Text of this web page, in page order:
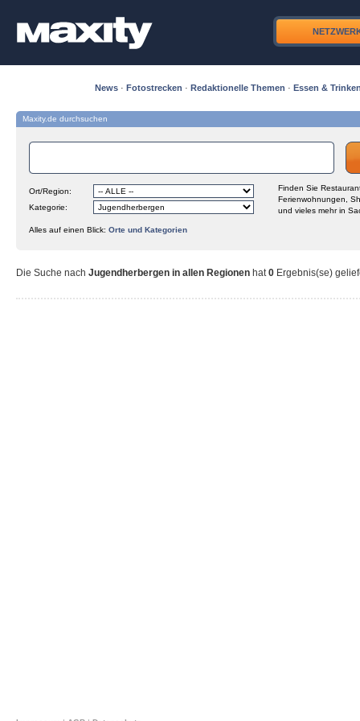
News · Fotostrecken · Redaktionelle Themen · Essen &
Maxity.de durchsuchen
Ort/Region:
Kategorie:
Finden Sie
Ferienwohnungen,
und vieles mehr in
Alles auf einen Blick: Orte und Kategorien
Die Suche nach Jugendherbergen in allen Regionen hat0 Ergebnis(se)